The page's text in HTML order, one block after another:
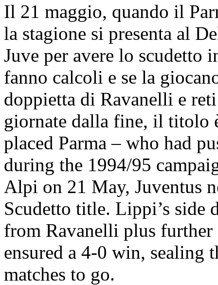
Il 21 maggio, quando il
la stagione si presenta al
Juve per avere lo scudetto
fanno calcoli e se la
doppietta di Ravanelli e
giornate dalla fine, il titolo
placed Parma – who had
during the 1994/95
Alpi on 21 May, Juventus
Scudetto title. Lippi’s side
from Ravanelli plus
ensured a 4-0 win, sealing
matches to go.